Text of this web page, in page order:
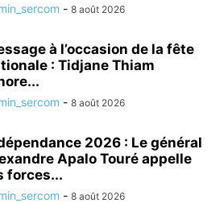
- 8 août 2026
à l’occasion de la fête
: Tidjane Thiam
- 8 août 2026
2026 : Le général
Apalo Touré appelle
forces...
- 8 août 2026